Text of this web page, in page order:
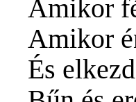
Amikor
Amikor
És